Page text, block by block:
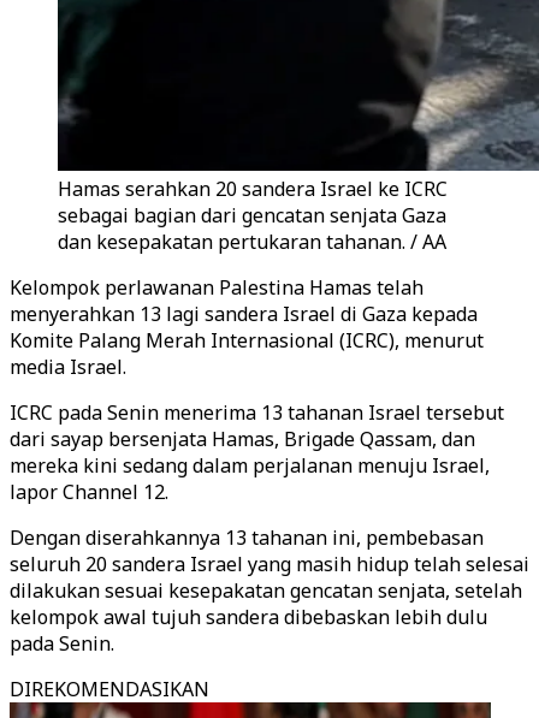
Hamas serahkan 20 sandera Israel ke ICRC
sebagai bagian dari gencatan senjata Gaza
dan kesepakatan pertukaran tahanan. / AA
Kelompok perlawanan Palestina Hamas telah
menyerahkan 13 lagi sandera Israel di Gaza kepada
Komite Palang Merah Internasional (ICRC), menurut
media Israel.
ICRC pada Senin menerima 13 tahanan Israel tersebut
dari sayap bersenjata Hamas, Brigade Qassam, dan
mereka kini sedang dalam perjalanan menuju Israel,
lapor Channel 12.
Dengan diserahkannya 13 tahanan ini, pembebasan
seluruh 20 sandera Israel yang masih hidup telah selesai
dilakukan sesuai kesepakatan gencatan senjata, setelah
kelompok awal tujuh sandera dibebaskan lebih dulu
pada Senin.
DIREKOMENDASIKAN